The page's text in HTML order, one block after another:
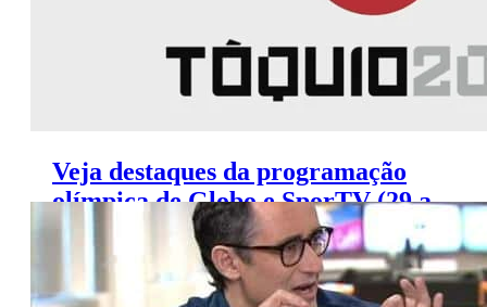
Veja destaques da programação
olímpica de Globo e SporTV (29 a
31 de julho)